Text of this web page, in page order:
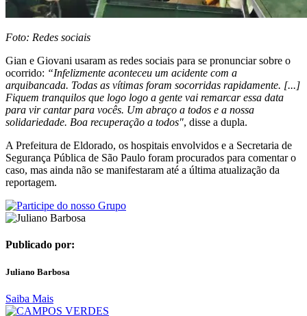
Foto: Redes sociais
Gian e Giovani usaram as redes sociais para se pronunciar sobre o
ocorrido: “Infelizmente aconteceu um acidente com a
arquibancada. Todas as vítimas foram socorridas rapidamente. [...]
Fiquem tranquilos que logo logo a gente vai remarcar essa data
para vir cantar para vocês. Um abraço a todos e a nossa
solidariedade. Boa recuperação a todos", disse a dupla.
A Prefeitura de Eldorado, os hospitais envolvidos e a Secretaria de
Segurança Pública de São Paulo foram procurados para comentar o
caso, mas ainda não se manifestaram até a última atualização da
reportagem.
Publicado por:
Juliano Barbosa
Saiba Mais